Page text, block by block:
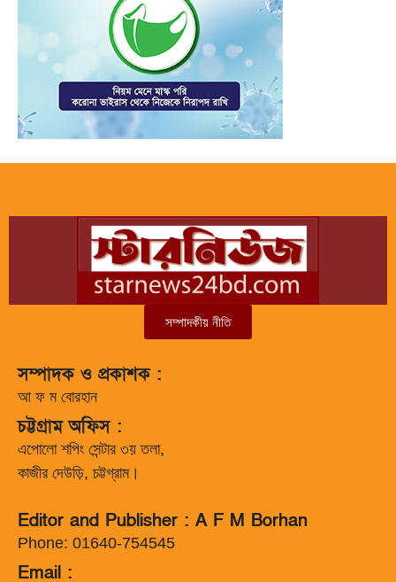
সম্পাদকীয় নীতি
সম্পাদক ও প্রকাশক :
আ ফ ম বোরহান
চট্টগ্রাম অফিস :
এপোলো শপিং সেন্টার ৩য় তলা,
কাজীর দেউড়ি, চট্টগ্রাম।
Editor and Publisher : A F M Borhan
Phone: 01640-754545
Email :